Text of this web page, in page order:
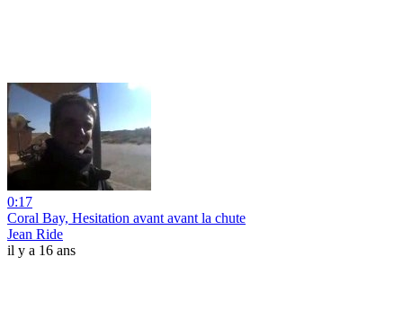
0:17
Coral Bay, Hesitation avant avant la chute
Jean Ride
il y a 16 ans